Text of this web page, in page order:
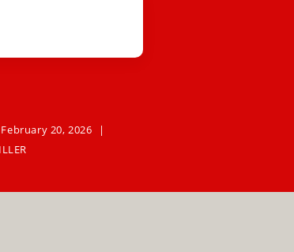
February 20, 2026